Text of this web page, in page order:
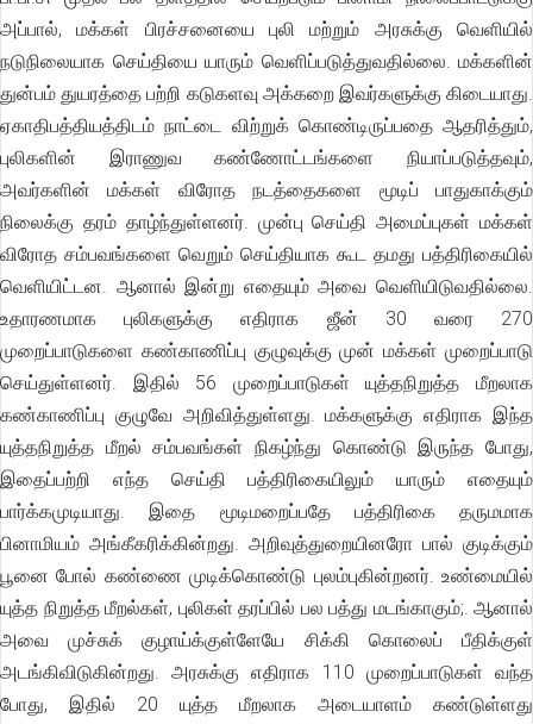
அப்பால், மக்கள் பிரச்சனையை புலி மற்றும் அரசுக்கு வெளியில்
நடுநிலையாக செய்தியை யாரும் வெளிப்படுத்துவதில்லை. மக்களின்
துன்பம் துயரத்தை பற்றி கடுகளவு அக்கறை இவர்களுக்கு கிடையாது.
ஏகாதிபத்தியத்திடம் நாட்டை விற்றுக் கொண்டிருப்பதை ஆதரித்தும்,
புலிகளின் இராணுவ கண்ணோட்டங்களை நியாப்படுத்தவும்,
அவர்களின் மக்கள் விரோத நடத்தைகளை மூடிப் பாதுகாக்கும்
நிலைக்கு தரம் தாழ்ந்துள்ளனர். முன்பு செய்தி அமைப்புகள் மக்கள்
விரோத சம்பவங்களை வெறும் செய்தியாக கூட தமது பத்திரிகையில்
வெளியிட்டன. ஆனால் இன்று எதையும் அவை வெளியிடுவதில்லை.
உதாரணமாக புலிகளுக்கு எதிராக ஜீன் 30 வரை 270
முறைப்பாடுகளை கண்காணிப்பு குழுவுக்கு முன் மக்கள் முறைப்பாடு
செய்துள்ளனர். இதில் 56 முறைப்பாடுகள் யுத்தநிறுத்த மீறலாக
கண்காணிப்பு குழுவே அறிவித்துள்ளது. மக்களுக்கு எதிராக இந்த
யுத்தநிறுத்த மீறல் சம்பவங்கள் நிகழ்ந்து கொண்டு இருந்த போது,
இதைப்பற்றி எந்த செய்தி பத்திரிகையிலும் யாரும் எதையும்
பார்க்கமுடியாது. இதை மூடிமறைப்பதே பத்திரிகை தருமமாக
பினாமியம் அங்கீகரிக்கின்றது. அறிவுத்துறையினரோ பால் குடிக்கும்
பூனை போல் கண்ணை முடிக்கொண்டு புலம்புகின்றனர். உண்மையில்
யுத்த நிறுத்த மீறல்கள், புலிகள் தரப்பில் பல பத்து மடங்காகும்;. ஆனால்
அவை முச்சுக் குழாய்க்குள்ளேயே சிக்கி கொலைப் பீதிக்குள்
அடங்கிவிடுகின்றது. அரசுக்கு எதிராக 110 முறைப்பாடுகள் வந்த
போது, இதில் 20 யுத்த மீறலாக அடையாளம் கண்டுள்ளது